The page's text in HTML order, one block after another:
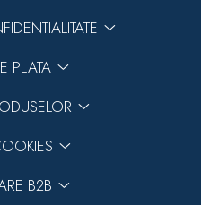
PLATA
B2B